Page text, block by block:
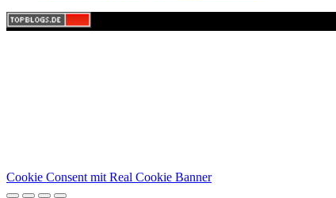
Cookie Consent mit Real Cookie Banner